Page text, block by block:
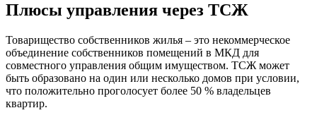
Плюсы управления через ТСЖ
Товарищество собственников жилья – это некоммерческое
объединение собственников помещений в МКД для
совместного управления общим имуществом. ТСЖ может
быть образовано на один или несколько домов при условии,
что положительно проголосует более 50 % владельцев
квартир.